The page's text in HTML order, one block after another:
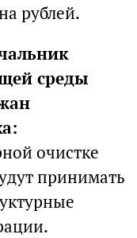
рублей.
среды
очистке
принимать